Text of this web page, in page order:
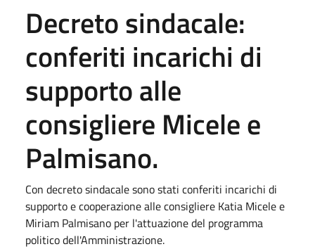
Decreto sindacale:
conferiti incarichi di
supporto alle
consigliere Micele e
Palmisano.
Con decreto sindacale sono stati conferiti incarichi di
supporto e cooperazione alle consigliere Katia Micele e
Miriam Palmisano per l'attuazione del programma
politico dell'Amministrazione.